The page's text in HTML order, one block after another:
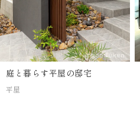
庭と暮らす平屋の邸宅
平屋